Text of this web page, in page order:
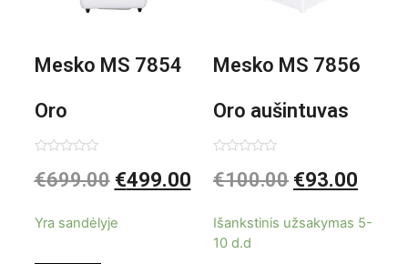
Mesko MS 7854
Oro
kondicionierius
0
iš
€699.00 €499.00
Yra sandėlyje
Mesko MS 7856
Oro aušintuvas
be ašmenų 3in1
0
iš
€100.00 €93.00
Išankstinis užsakymas 5-
10 d.d